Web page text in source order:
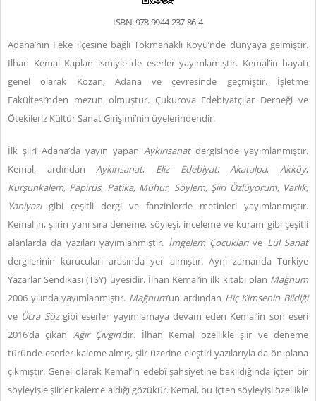
ISBN: 978-9944-237-86-4
Adana’nın Feke ilçesine bağlı Tokmanaklı Köyü’nde dünyaya gelmiştir.
İlhan Kemal Kaplan ismiyle de eserler yayımlamıştır. Kemal’in hayatı
genel olarak Kozan, Adana ve çevresinde geçmiştir. İşletme
Fakültesi’nden mezun olmuştur. Çukurova Edebiyatçılar Derneği ve
Ötekileriz Kültür Sanat Girişimi’nin üyelerindendir.
İlk şiiri Adana’da yayın yapan Aykırısanatdergisinde yayımlanmıştır.
Kemal, ardındanAykırısanat, Eliz Edebiyat,Akatalpa,Akköy,
Kurşunkalem, Papirüs, Patika, Mühür, Söylem, Şiiri Özlüyorum, Varlık,
Yaniyazıgibi çeşitli dergi ve fanzinlerde metinleri yayımlanmıştır.
Kemal'in, şiirin yanı sıra deneme, söyleşi, inceleme ve kuram gibi çeşitli
alanlarda da yazıları yayımlanmıştır. İmgelem Çocuklarıve Lül Sanat
dergilerinin kurucuları arasında yer almıştır. Aynı zamanda Türkiye
Yazarlar Sendikası (TSY) üyesidir. İlhan Kemal’in ilk kitabı olan Mağnum
2006 yılında yayımlanmıştır. Mağnum’un ardından Hiç Kimsenin Bildiği
ve Ücra Sözgibi eserler yayımlamaya devam eden Kemal’in son eseri
2016’da çıkan Ağır Çıvgın’dır. İlhan Kemal özellikle şiir ve deneme
türünde eserler kaleme almış, şiir üzerine eleştiri yazılarıyla da ön plana
çıkmıştır. Genel olarak Kemal’in edebî şahsiyetine bakıldığında içten bir
söyleyişle şiirler kaleme aldığı gözükür. Kemal, bu içten söyleyişi özellikle